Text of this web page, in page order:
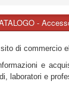
https://
-
di commercio
e
laboratori e